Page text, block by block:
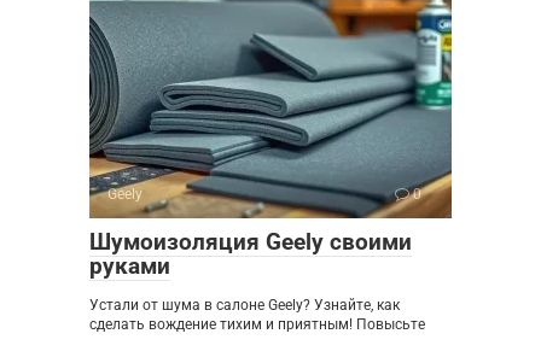
Geely 0
Шумоизоляция Geely своими
руками
Устали от шума в салоне Geely? Узнайте, как
сделать вождение тихим и приятным! Повысьте